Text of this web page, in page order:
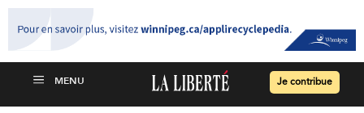
Je contribue